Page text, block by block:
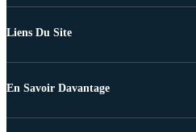
Liens Du Site
En Savoir Davantage